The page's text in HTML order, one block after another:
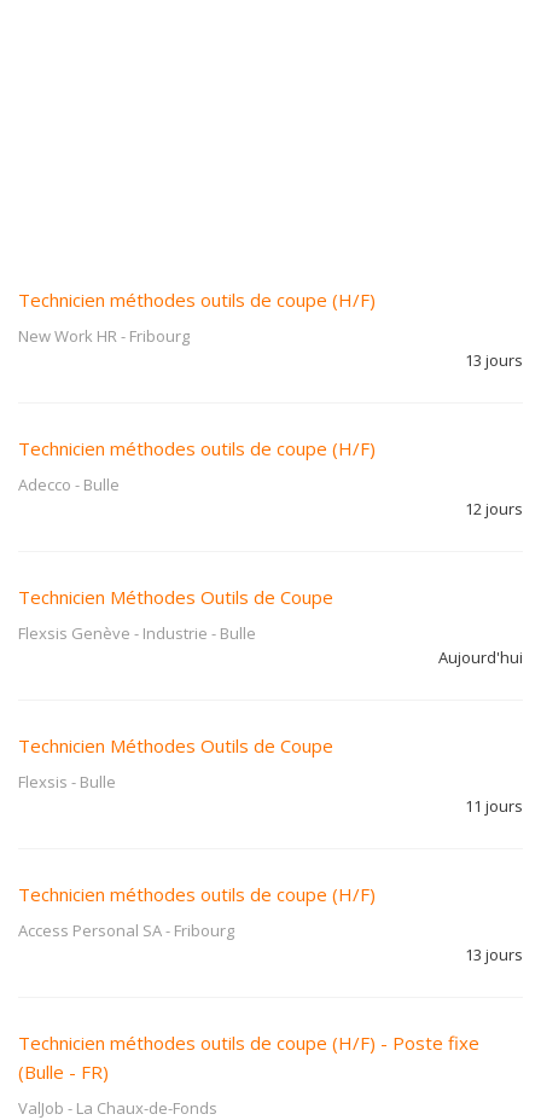
Technicien méthodes outils de coupe (H/F)
New Work HR- Fribourg
13 jours
Technicien méthodes outils de coupe (H/F)
Adecco - Bulle
12 jours
Technicien Méthodes Outils de Coupe
Flexsis Genève - Industrie - Bulle
Aujourd'hui
Technicien Méthodes Outils de Coupe
Flexsis - Bulle
11 jours
Technicien méthodes outils de coupe (H/F)
Access Personal SA- Fribourg
13 jours
Technicien méthodes outils de coupe (H/F) - Poste fixe
(Bulle - FR)
ValJob - La Chaux-de-Fonds